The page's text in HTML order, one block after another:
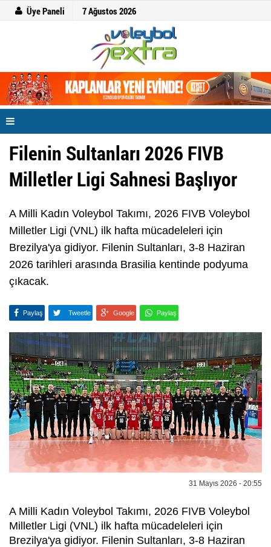
Üye Paneli 7 Ağustos 2026
Filenin Sultanları 2026 FIVB
Milletler Ligi Sahnesi Başlıyor
A Milli Kadın Voleybol Takımı, 2026 FIVB Voleybol
Milletler Ligi (VNL) ilk hafta mücadeleleri için
Brezilya'ya gidiyor. Filenin Sultanları, 3-8 Haziran
2026 tarihleri arasında Brasilia kentinde podyuma
çıkacak.
Paylaş Tweetle Google Paylaş
31 Mayıs 2026 - 20:55
A Milli Kadın Voleybol Takımı, 2026 FIVB Voleybol
Milletler Ligi (VNL) ilk hafta mücadeleleri için
Brezilya'ya gidiyor. Filenin Sultanları, 3-8 Haziran